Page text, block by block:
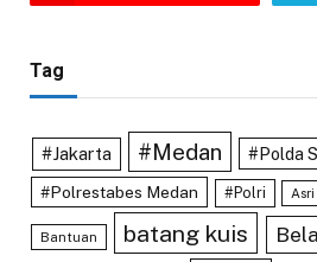
Tag
#Jakarta #Medan #Polda
#Polrestabes Medan #Polri
Bantuan batang kuis